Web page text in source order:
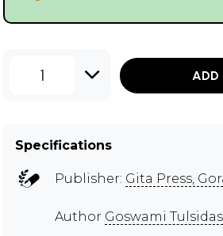
1 ADD
Specifications
Publisher: Gita Press,
Author Goswami Tulsidas